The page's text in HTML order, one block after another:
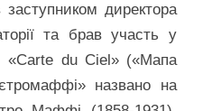
директора
та брав участь у
«Carte du Ciel» («Мапа
названо на